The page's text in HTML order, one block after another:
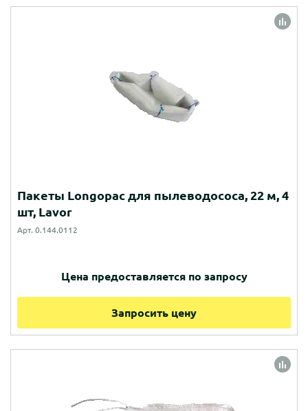
Пакеты Longopac для пылеводососа, 22 м, 4
шт, Lavor
Арт. 0.144.0112
Цена предоставляется по запросу
Запросить цену